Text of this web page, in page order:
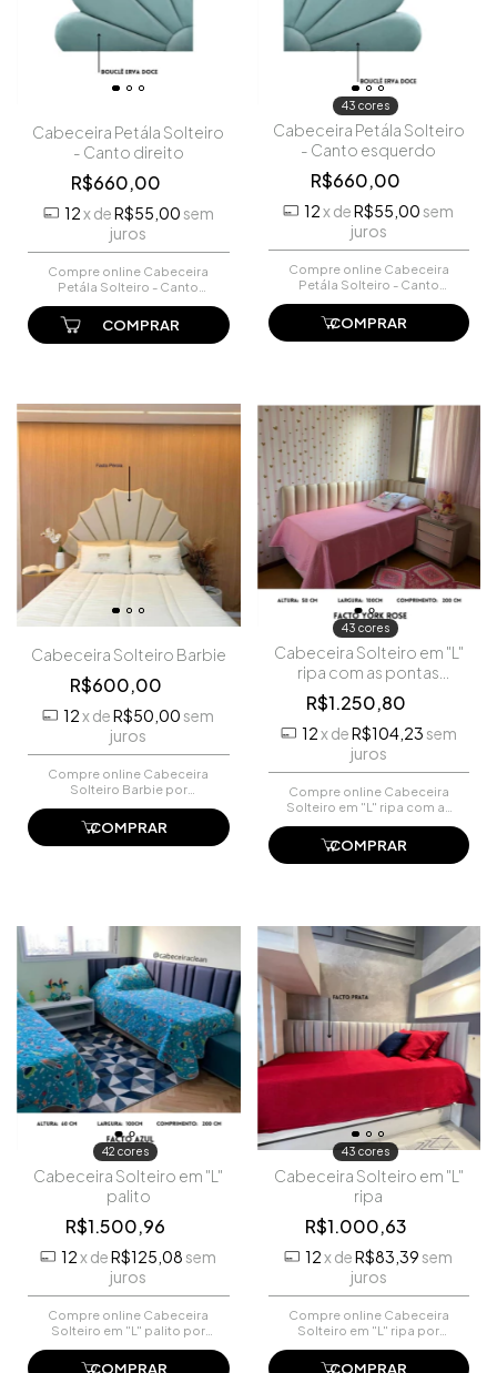
Cabeceira Petála Solteiro
- Canto direito
R$660,00
12xdeR$55,00 sem
juros
Compre online Cabeceira
Petála Solteiro - Canto
seu pedido e pague-o
online.
43 cores
Cabeceira Petála Solteiro
- Canto esquerdo
R$660,00
12xdeR$55,00 sem
juros
Compre online Cabeceira
Petála Solteiro - Canto
Faça seu pedido e pague-o
online.
COMPRAR
Cabeceira Solteiro Barbie
R$600,00
12xdeR$50,00 sem
juros
Compre online Cabeceira
Solteiro Barbie por
pedido e pague-o online.
COMPRAR
43 cores
Cabeceira Solteiro em "L"
ripa com as pontas
arredondadas
R$1.250,80
12xdeR$104,23 sem
juros
Compre online Cabeceira
Solteiro em "L" ripa com as
R$1.250,80. Faça seu
pedido e pague-o online.
COMPRAR
42 cores
Cabeceira Solteiro em "L"
palito
R$1.500,96
12xdeR$125,08 sem
juros
Compre online Cabeceira
Solteiro em "L" palito por
pedido e pague-o online.
COMPRAR
43 cores
Cabeceira Solteiro em "L"
ripa
R$1.000,63
12xdeR$83,39 sem
juros
Compre online Cabeceira
Solteiro em "L" ripa por
pedido e pague-o online.
COMPRAR